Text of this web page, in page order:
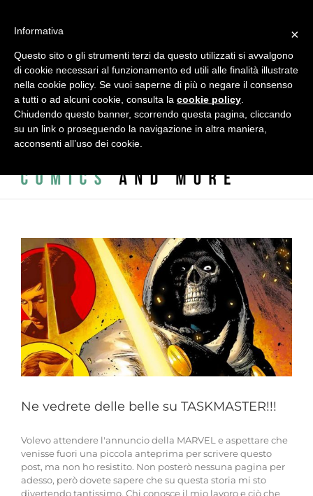
contenuto
L.A. Vincenzi, 2 - c/o ADAC - ACCADEMIA DELLE ARTI CREATIVE
| info@alessandrovitti.com
Facebook
X InstagramEmail
Ne vedrete delle belle su TASKMASTER!!!
Volevo attendere l'annuncio della MARVEL e aspettare che
venisse fuori una piccola anteprima per scrivere questo
post, ma non ho resistito. Non posterò nessuna pagina per
adesso, però dovete sapere che su questa storia mi sto
divertendo tantissimo. Chi conosce il mio lavoro e ciò che
×
Informativa
Questo sito o gli strumenti terzi da questo utilizzati si avvalgono
di cookie necessari al funzionamento ed utili alle finalità illustrate
nella cookie policy. Se vuoi saperne di più o negare il consenso
a tutti o ad alcuni cookie, consulta la cookie policy
Chiudendo questo banner, scorrendo questa pagina, cliccando
su un link o proseguendo la navigazione in altra maniera,
acconsenti all’uso dei cookie.